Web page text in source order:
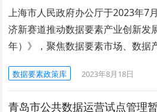
上海市人民政府办公厅于2023年7
济新赛道推动数据要素产业创新发
年）》，聚焦数据要素市场、数据
数据要素政策库 2023年8月18日
青岛市公共数据运营试点管理